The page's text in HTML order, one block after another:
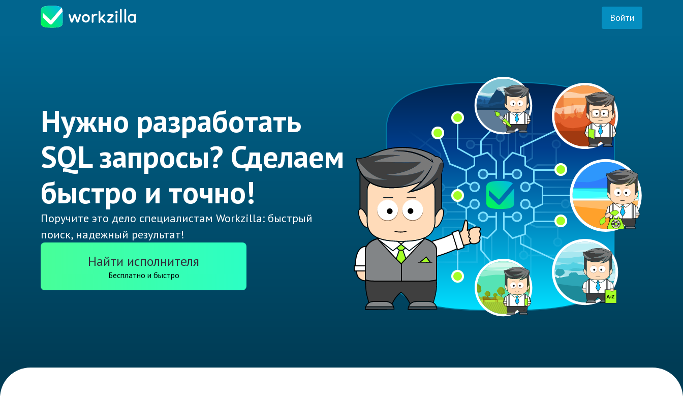
Войти
Нужно разработать
SQL запросы? Сделаем
быстро и точно!
Поручите это дело специалистам Workzilla: быстрый
поиск, надежный результат!
Найти исполнителя
Бесплатно и быстро